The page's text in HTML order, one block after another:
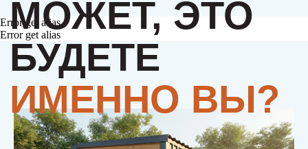
Error get alias
Error get alias